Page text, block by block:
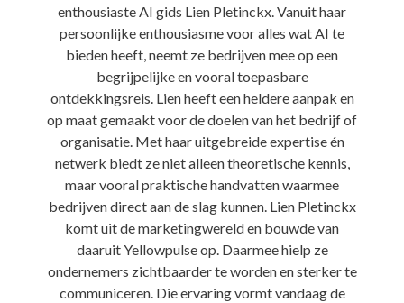
enthousiaste AI gids Lien Pletinckx. Vanuit haar
persoonlijke enthousiasme voor alles wat AI te
bieden heeft, neemt ze bedrijven mee op een
begrijpelijke en vooral toepasbare
ontdekkingsreis. Lien heeft een heldere aanpak en
op maat gemaakt voor de doelen van het bedrijf of
organisatie. Met haar uitgebreide expertise én
netwerk biedt ze niet alleen theoretische kennis,
maar vooral praktische handvatten waarmee
bedrijven direct aan de slag kunnen. Lien Pletinckx
komt uit de marketingwereld en bouwde van
daaruit Yellowpulse op. Daarmee hielp ze
ondernemers zichtbaarder te worden en sterker te
communiceren. Die ervaring vormt vandaag de